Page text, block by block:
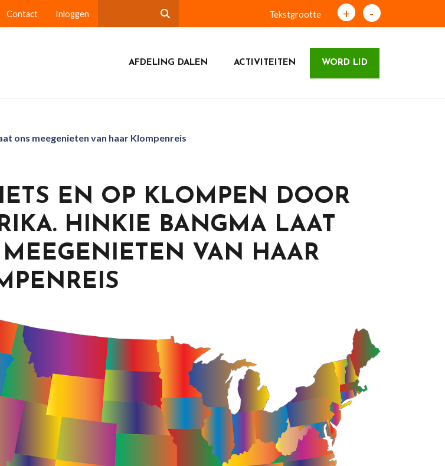
Contact Inloggen Tekstgrootte + -
AFDELING DALEN ACTIVITEITEN WORD LID
ons meegenieten van haar Klompenreis
EN OP KLOMPEN DOOR
HINKIE BANGMA LAAT
VAN HAAR